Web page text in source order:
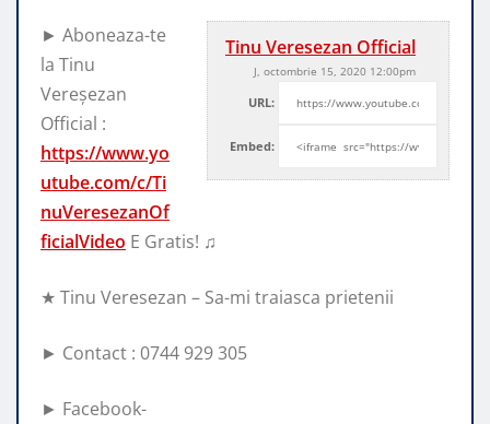
Tinu Veresezan Official
J, octombrie 15, 2020 12:00pm
URL:
Embed:
► Aboneaza-te
la Tinu
Vereșezan
Official :
https://www.yo
utube.com/c/Ti
nuVeresezanOf
ficialVideo E Gratis! ♫
★ Tinu Veresezan – Sa-mi traiasca prietenii
► Contact : 0744 929 305
► Facebook-